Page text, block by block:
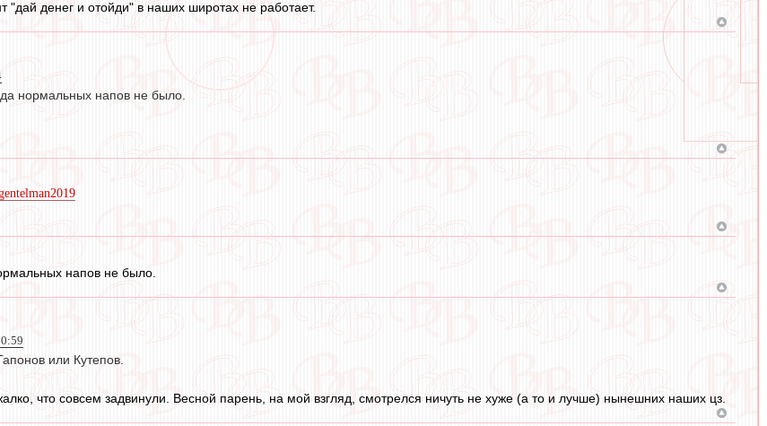
"дай денег и отойди" в наших широтах не работает.
нормальных напов не было.
напов не было.
или Кутепов.
что совсем задвинули. Весной парень, на мой взгляд, смотрелся ничуть не хуже (а то и лучше) нынешних наших цз.